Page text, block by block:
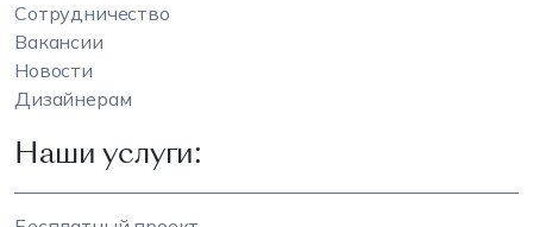
Сотрудничество
Вакансии
Новости
Дизайнерам
Наши услуги: